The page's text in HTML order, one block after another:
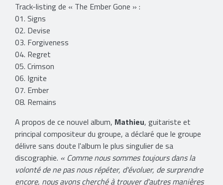
Track-listing de « The Ember Gone » :
01. Signs
02. Devise
03. Forgiveness
04. Regret
05. Crimson
06. Ignite
07. Ember
08. Remains
A propos de ce nouvel album, Mathieu, guitariste et
principal compositeur du groupe, a déclaré que le groupe
délivre sans doute l'album le plus singulier de sa
discographie. « Comme nous sommes toujours dans la
volonté de ne pas nous répéter, d'évoluer, de surprendre
encore, nous avons cherché à trouver d'autres manières